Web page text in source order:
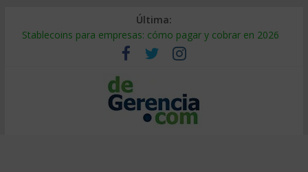
Última:
Stablecoins para empresas: cómo pagar y cobrar en 2026
Despido silencioso: qué es y por qué sale tan caro
IA en selección de personal: cómo auditarla a tiempo
Trabajo forzoso en la cadena de suministro: qué hacer
Mercado hispano de EE. UU.: cómo segmentarlo y venderle